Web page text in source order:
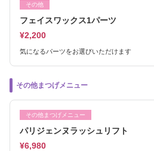
その他
フェイスワックス1パーツ
¥2,200
気になるパーツをお選びいただけます
その他まつげメニュー
その他まつげメニュー
パリジェンヌラッシュリフト
¥6,980